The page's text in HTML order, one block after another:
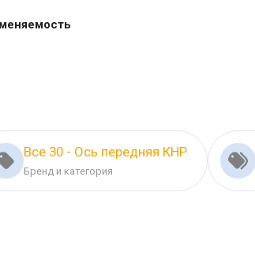
Все 30 - Ось передняя КНР
Бренд и категория